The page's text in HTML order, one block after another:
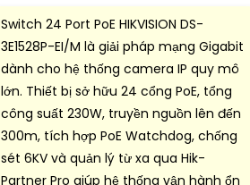
Switch 24 Port PoE HIKVISION DS-
3E1528P-EI/M là giải pháp mạng Gigabit
dành cho hệ thống camera IP quy mô
lớn. Thiết bị sở hữu 24 cổng PoE, tổng
công suất 230W, truyền nguồn lên đến
300m, tích hợp PoE Watchdog, chống
sét 6KV và quản lý từ xa qua Hik-
Partner Pro giúp hệ thống vận hành ổn